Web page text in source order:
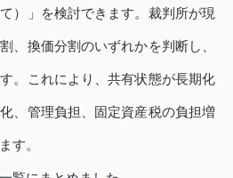
）」を検討できます。裁判所が現
、換価分割のいずれかを判断し、
。これにより、共有状態が長期化
、管理負担、固定資産税の負担増
す。